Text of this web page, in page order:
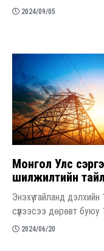
2024/09/05
​Монгол Улс
шилжилтийн
Энэхүү тайланд
сүүлээсээ дөрөвт
2024/06/20